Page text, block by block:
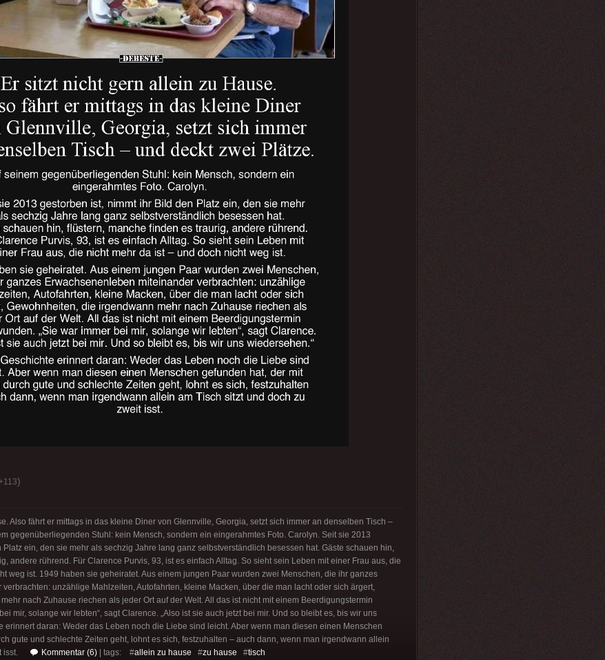
)
Also fährt er mittags in das kleine Diner von Glennville, Georgia, setzt sich immer an denselben Tisch –
gegenüberliegenden Stuhl: kein Mensch, sondern ein eingerahmtes Foto. Carolyn. Seit sie 2013
ein, den sie mehr als sechzig Jahre lang ganz selbstverständlich besessen hat. Gäste schauen hin,
andere rührend. Für Clarence Purvis, 93, ist es einfach Alltag. So sieht sein Leben mit einer Frau aus, die
weg ist. 1949 haben sie geheiratet. Aus einem jungen Paar wurden zwei Menschen, die ihr ganzes
unzählige Mahlzeiten, Autofahrten, kleine Macken, über die man lacht oder sich ärgert,
nach Zuhause riechen als jeder Ort auf der Welt. All das ist nicht mit einem Beerdigungstermin
mir, solange wir lebten“, sagt Clarence. „Also ist sie auch jetzt bei mir. Und so bleibt es, bis wir uns
erinnert daran: Weder das Leben noch die Liebe sind leicht. Aber wenn man diesen einen Menschen
gute und schlechte Zeiten geht, lohnt es sich, festzuhalten – auch dann, wenn man irgendwann allein
isst.
Kommentar (6) | tags: #allein zu hause #zu hause #tisch